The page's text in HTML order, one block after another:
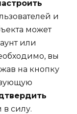
и
может
или
вы
на кнопку
силу.